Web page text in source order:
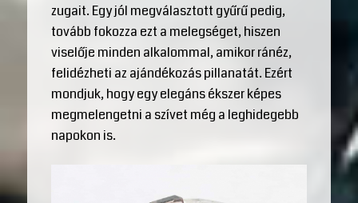
zugait. Egy jól megválasztott gyűrű pedig,
tovább fokozza ezt a melegséget, hiszen
viselője minden alkalommal, amikor ránéz,
felidézheti az ajándékozás pillanatát. Ezért
mondjuk, hogy egy elegáns ékszer képes
megmelengetni a szívet még a leghidegebb
napokon is.